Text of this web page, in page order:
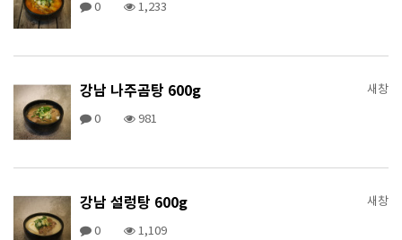
0 1,233
새창
강남 나주곰탕 600g
0 981
새창
강남 설렁탕 600g
0 1,109